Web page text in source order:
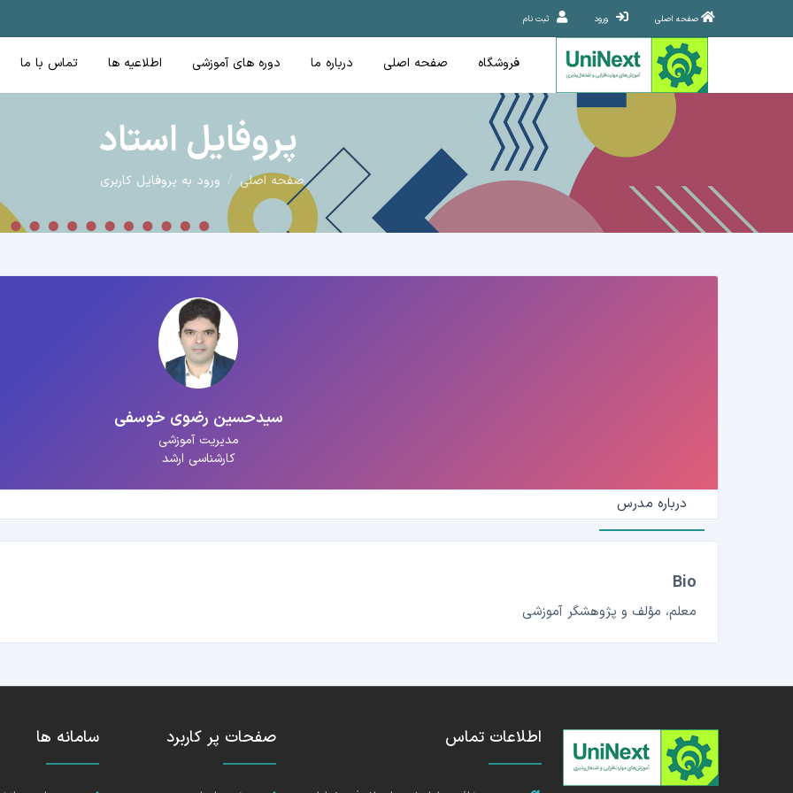
ثبت نام ورود صفحه اصلی
فروشگاه صفحه اصلی درباره ما دوره های آموزشی اطلاعیه ها تماس با ما
پروفایل استاد
صفحه اصلی ورود به پروفایل کاربری
سیدحسین رضوی خوسفی
مدیریت آموزشی
کارشناسی ارشد
درباره مدرس
Bio
معلم، مؤلف و پژوهشگر آموزشی
اطلاعات تماس صفحات پر کاربرد سامانه ها